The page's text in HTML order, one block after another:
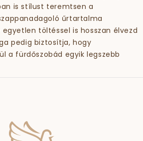
is stílust teremtsen a
űrtartalma
töltéssel is hosszan élvezd
pedig biztosítja, hogy
a fürdőszobád egyik legszebb